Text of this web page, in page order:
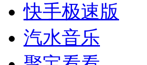
快手极速版
汽水音乐